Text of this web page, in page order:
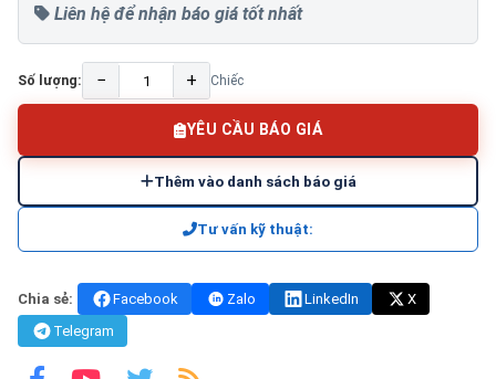
Liên hệ để nhận báo giá tốt nhất
Số lượng: − + Chiếc
YÊU CẦU BÁO GIÁ
Thêm vào danh sách báo giá
Tư vấn kỹ thuật:
Chia sẻ: Facebook Zalo LinkedIn
X
Telegram